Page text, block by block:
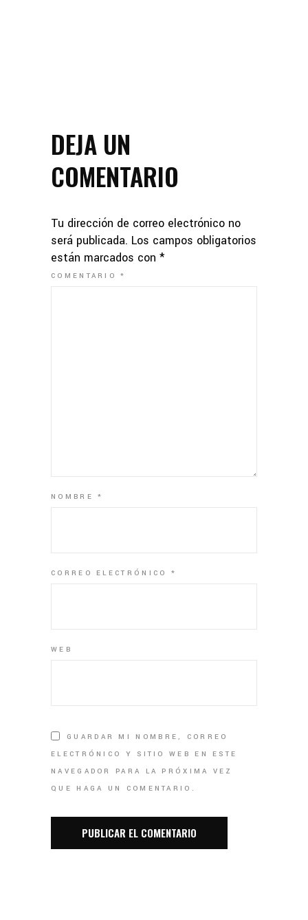
DEJA UN
COMENTARIO
Tu dirección de correo electrónico no
será publicada. Los campos obligatorios
están marcados con *
COMENTARIO*
NOMBRE*
CORREO ELECTRÓNICO *
WEB
GUARDAR MI NOMBRE, CORREO
ELECTRÓNICO Y SITIO WEB EN ESTE
NAVEGADOR PARA LA PRÓXIMA VEZ
QUE HAGA UN COMENTARIO.